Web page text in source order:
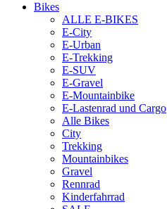
Bikes
ALLE E-BIKES
E-City
E-Urban
E-Trekking
E-SUV
E-Gravel
E-Mountainbike
E-Lastenrad und Cargo
Alle Bikes
City
Trekking
Mountainbikes
Gravel
Rennrad
Kinderfahrrad